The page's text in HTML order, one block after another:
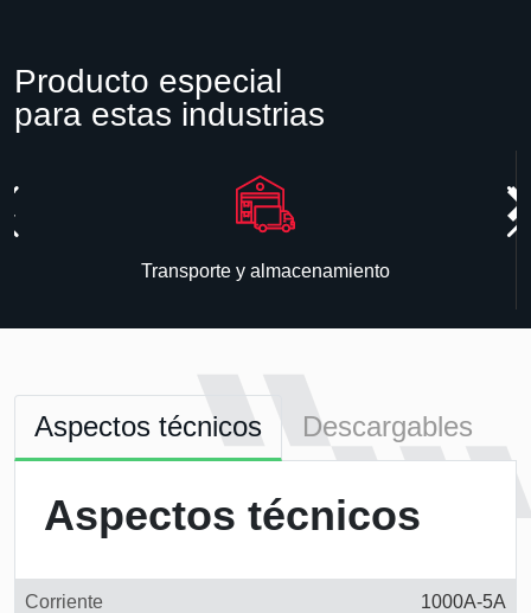
Producto especial
para estas industrias
Transporte y almacenamiento
Aspectos técnicos Descargables
Aspectos técnicos
Corriente 1000A-5A